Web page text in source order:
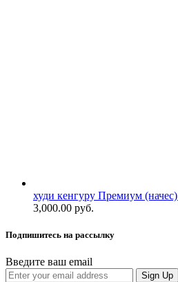
худи кенгуру Премиум (начес)
3,000.00 руб.
Подпишитесь на рассылку
Введите ваш email
Sign Up